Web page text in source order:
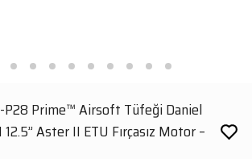
P28 Prime™ Airsoft Tüfeği Daniel
Aster II ETU Fırçasız Motor –